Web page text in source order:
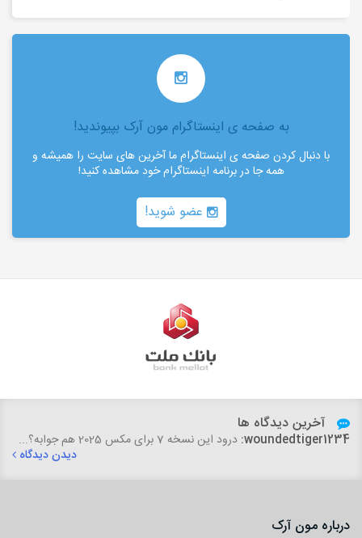
به صفحه ی اینستاگرام مون آرک بپیوندید!
با دنبال کردن صفحه ی اینستاگرام ما آخرین های سایت را همیشه و
همه جا در برنامه اینستاگرام خود مشاهده کنید!
عضو شوید!
آخرین دیدگاه ها
woundedtiger1234: درود این نسخه 7 برای مکس 2025 هم جوابه؟...
دیدن دیدگاه
درباره مون آرک